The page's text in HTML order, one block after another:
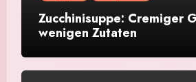
Zucchinisuppe: Cremiger
wenigen Zutaten